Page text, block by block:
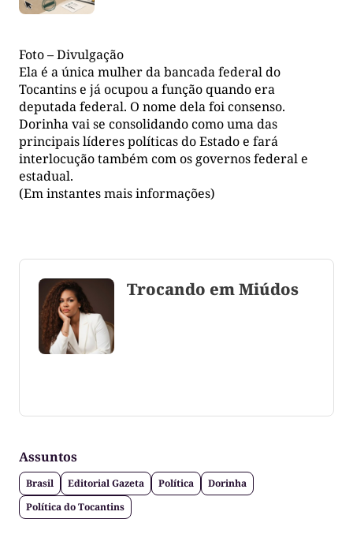
Foto – Divulgação
Ela é a única mulher da bancada federal do
Tocantins e já ocupou a função quando era
deputada federal. O nome dela foi consenso.
Dorinha vai se consolidando como uma das
principais líderes políticas do Estado e fará
interlocução também com os governos federal e
estadual.
(Em instantes mais informações)
Trocando em Miúdos
consultora de comunicação. CEO Editora-Chefe da
político e anti-fake!
Assuntos
Brasil Editorial Gazeta Política
Dorinha
Política do Tocantins